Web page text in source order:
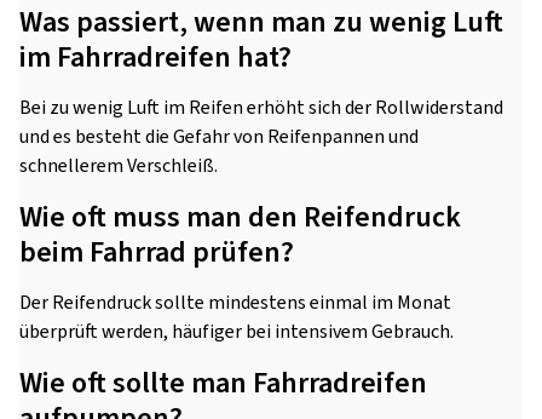
Was passiert, wenn man zu wenig Luft
im Fahrradreifen hat?
Bei zu wenig Luft im Reifen erhöht sich der Rollwiderstand
und es besteht die Gefahr von Reifenpannen und
schnellerem Verschleiß.
Wie oft muss man den Reifendruck
beim Fahrrad prüfen?
Der Reifendruck sollte mindestens einmal im Monat
überprüft werden, häufiger bei intensivem Gebrauch.
Wie oft sollte man Fahrradreifen